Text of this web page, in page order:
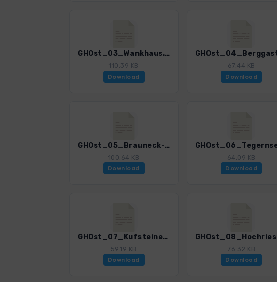
GHOst_03_Wankhaus.gpx
110.39 KB
Download
67.44 KB
Download
GHOst_05_Brauneck-Gipfelhaus.gpx
100.64 KB
Download
64.09 KB
Download
GHOst_07_KufsteinerHaus.gpx
59.19 KB
Download
76.32 KB
Download